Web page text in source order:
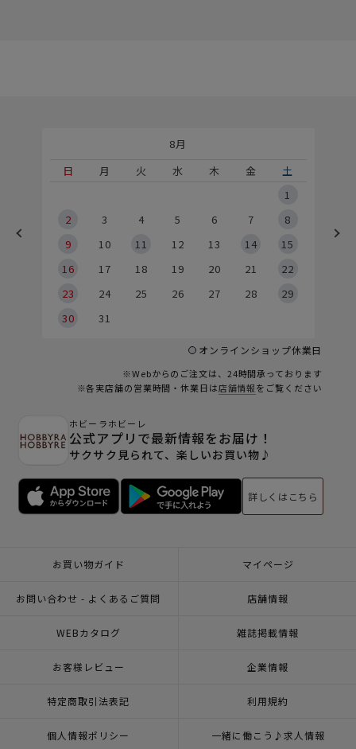
8月
日
月 火 水 木 金
土
1
2
3 4 5 6 7
8
9
10 11 12 13 14
15
16
17 18 19 20 21
22
23
24 25 26 27 28
29
30
31
オンラインショップ休業日
※Webからのご注文は、24時間承っております
※各実店舗の営業時間・休業日は店舗情報をご覧ください
ホビーラホビーレ
公式アプリで最新情報をお届け！
サクサク見られて、楽しいお買い物♪
詳しくはこちら
お買い物ガイド マイページ
お問い合わせ - よくあるご質問 店舗情報
WEBカタログ 雑誌掲載情報
お客様レビュー 企業情報
特定商取引法表記 利用規約
個人情報ポリシー 一緒に働こう♪求人情報